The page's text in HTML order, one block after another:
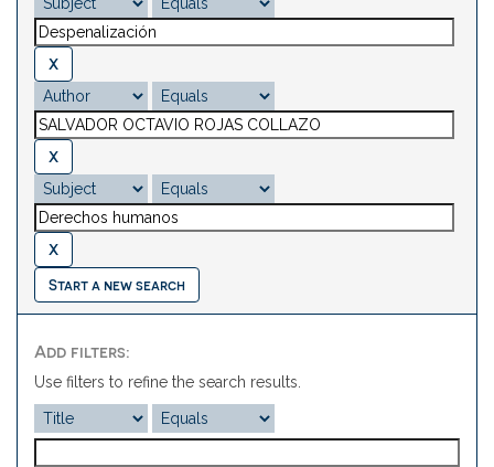
Start a new search
Add filters:
Use filters to refine the search results.